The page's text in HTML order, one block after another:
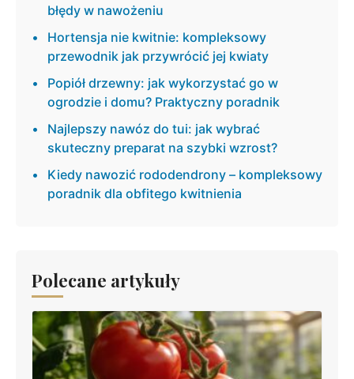
błędy w nawożeniu
Hortensja nie kwitnie: kompleksowy
przewodnik jak przywrócić jej kwiaty
Popiół drzewny: jak wykorzystać go w
ogrodzie i domu? Praktyczny poradnik
Najlepszy nawóz do tui: jak wybrać
skuteczny preparat na szybki wzrost?
Kiedy nawozić rododendrony – kompleksowy
poradnik dla obfitego kwitnienia
Polecane artykuły